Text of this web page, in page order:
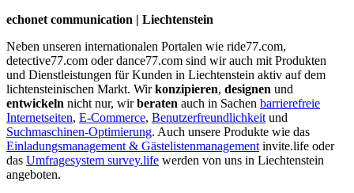
echonet communication | Liechtenstein
Neben unseren internationalen Portalen wie ride77.com,
detective77.com oder dance77.com sind wir auch mit Produkten
und Dienstleistungen für Kunden in Liechtenstein aktiv auf dem
lichtensteinischen Markt. Wirkonzipieren, designen und
entwickeln nicht nur, wirberaten auch in Sachen barrierefreie
Internetseiten, E-Commerce, Benutzerfreundlichkeit und
Suchmaschinen-Optimierung. Auch unsere Produkte wie das
Einladungsmanagement & Gästelistenmanagement invite.life oder
das Umfragesystem survey.life werden von uns in Liechtenstein
angeboten.